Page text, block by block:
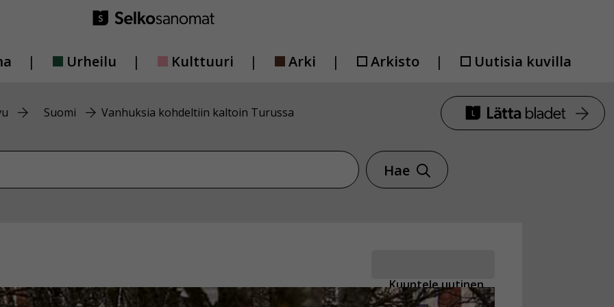
Urheilu Kulttuuri Arki Arkisto Uutisia kuvilla
Suomi Vanhuksia kohdeltiin kaltoin Turussa
Hae
Kuuntele uutinen